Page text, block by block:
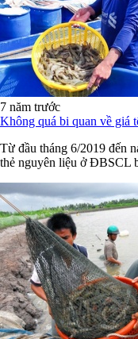
7 năm trước
Không quá bi quan về giá
Từ đầu tháng 6/2019 đến
thẻ nguyên liệu ở ĐBSCL